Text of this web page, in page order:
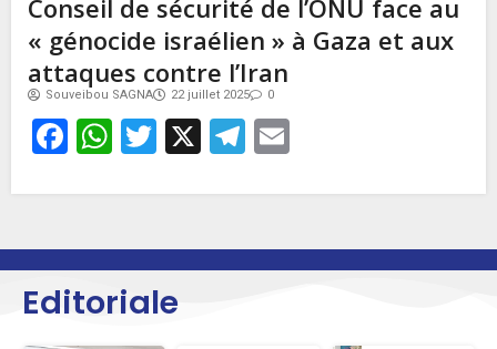
Conseil de sécurité de l’ONU face au
« génocide israélien » à Gaza et aux
attaques contre l’Iran
Souveibou SAGNA 22 juillet 2025 0
Facebook
WhatsApp
Twitter
X Telegram
Editoriale